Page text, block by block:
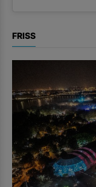
FRISS